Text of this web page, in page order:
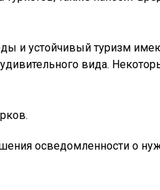
и устойчивый туризм
вида.
осведомленности о